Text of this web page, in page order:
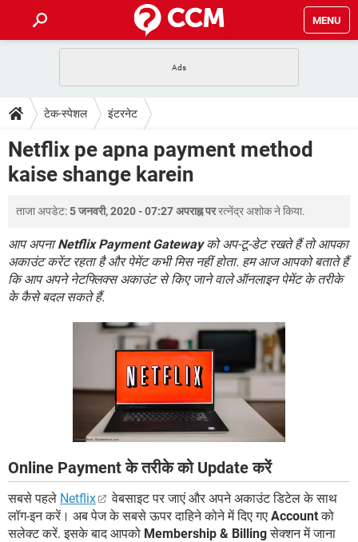
MENU
फोन पर अकाउंट बैलेंस चेक
WhatsApp Hack हो गया? Lucky Patcher यूज करें
टेक-स्पेशल
2020 के फ्री एंटीवायरस
बेस्ट फ्री ऑनलाइन गेम्स
डाउनलोड
Vidmate PUBG Mobile
FORUM
TikTok Account Freeze हो गया JioPhone में TikTok डाउनलोड
SBI बैंक अकाउंट नंबर पता करें
केबल और कनेक्टर्स कंप्यूटर बस
सीरियल और पैरलल पोर्ट
टेक-स्पेशल इंटरनेट
Netflix pe apna payment method
kaise shange karein
ताजा अपडेट:5 जनवरी, 2020 - 07:27 अपराह्न पररत्नेंद्र अशोकने किया.
आप अपनाNetflix Payment Gatewayको अप-टू-डेट रखते हैं तो आपका
अकाउंट करेंट रहता है और पेमेंट कभी मिस नहीं होता. हम आज आपको बताते हैं
कि आप अपने नेटफ्लिक्स अकाउंट से किए जाने वाले ऑनलाइन पेमेंट के तरीके
के कैसे बदल सकते हैं.
Online Payment के तरीके को Update करें
सबसे पहले Netflix
वेबसाइट पर जाएं और अपने अकाउंट डिटेल के साथ
लॉग-इन करें। अब पेज के सबसे ऊपर दाहिने कोने में दिए गए Accountको
सलेक्ट करें. इसके बाद आपको Membership & Billingसेक्शन में जाना